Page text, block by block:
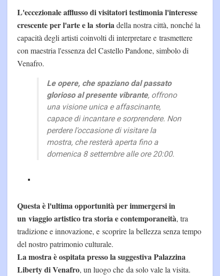
L'eccezionale afflusso di visitatori testimonia l'interesse
crescente per l'arte e la storiadella nostra città, nonché la
capacità degli artisti coinvolti di interpretare e trasmettere
con maestria l'essenza del Castello Pandone, simbolo di
Venafro.
Le opere, che spaziano dal passato
glorioso al presente vibrante, offrono
una visione unica e affascinante,
capace di incantare e sorprendere. Non
perdere l'occasione di visitare la
mostra, che resterà aperta fino a
domenica 8 settembre alle ore 20:00.
Questa è l'ultima opportunità per immergersi in
un viaggio artistico tra storia e contemporaneità, tra
tradizione e innovazione, e scoprire la bellezza senza tempo
del nostro patrimonio culturale.
La mostra è ospitata presso la suggestiva Palazzina
Liberty di Venafro, un luogo che da solo vale la visita.